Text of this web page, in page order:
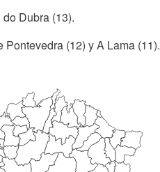
Dubra (13).
Pontevedra (12) y A Lama (11).